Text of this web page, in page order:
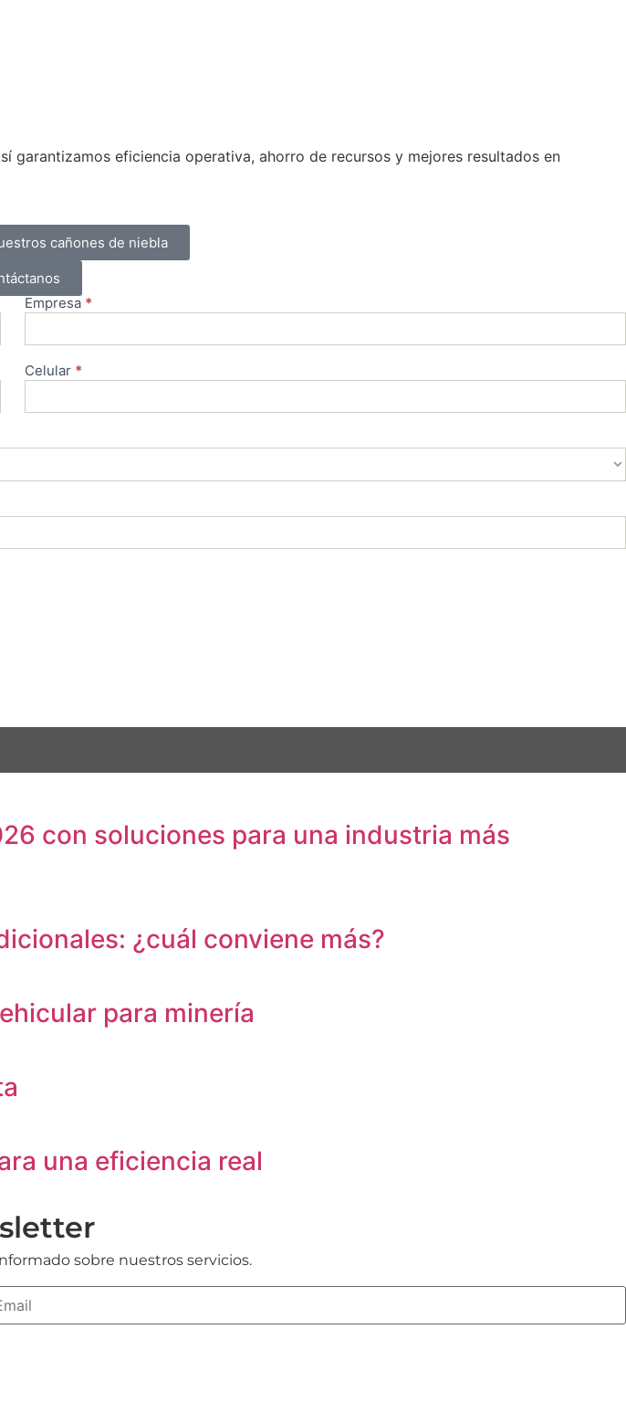
garantizamos eficiencia operativa, ahorro de recursos y mejores resultados en
cañones de niebla
Empresa *
Celular *
con soluciones para una industria más
¿cuál conviene más?
para minería
una eficiencia real
sobre nuestros servicios.